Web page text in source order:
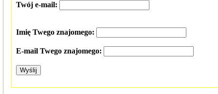
Twój e-mail:
Imię Twego znajomego:
E-mail Twego znajomego: